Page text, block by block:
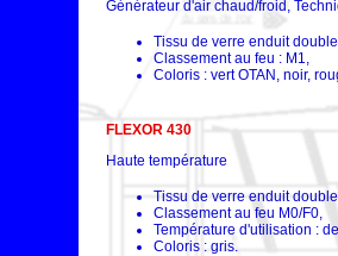
Générateur d'air chaud/froid,
Tissu de verre enduit
Classement au feu : M1,
Coloris : vert OTAN, noir,
FLEXOR 430
Haute température
Tissu de verre enduit
Classement au feu M0/F0,
Température d'utilisation :
Coloris : gris.